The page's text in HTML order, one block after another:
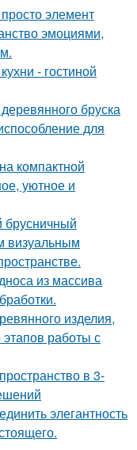
элемент
эмоциями,
- гостиной
бруска
для
компактной
уютное и
брусничный
визуальным
из массива
изделия,
этапов работы с
в 3-
элегантность